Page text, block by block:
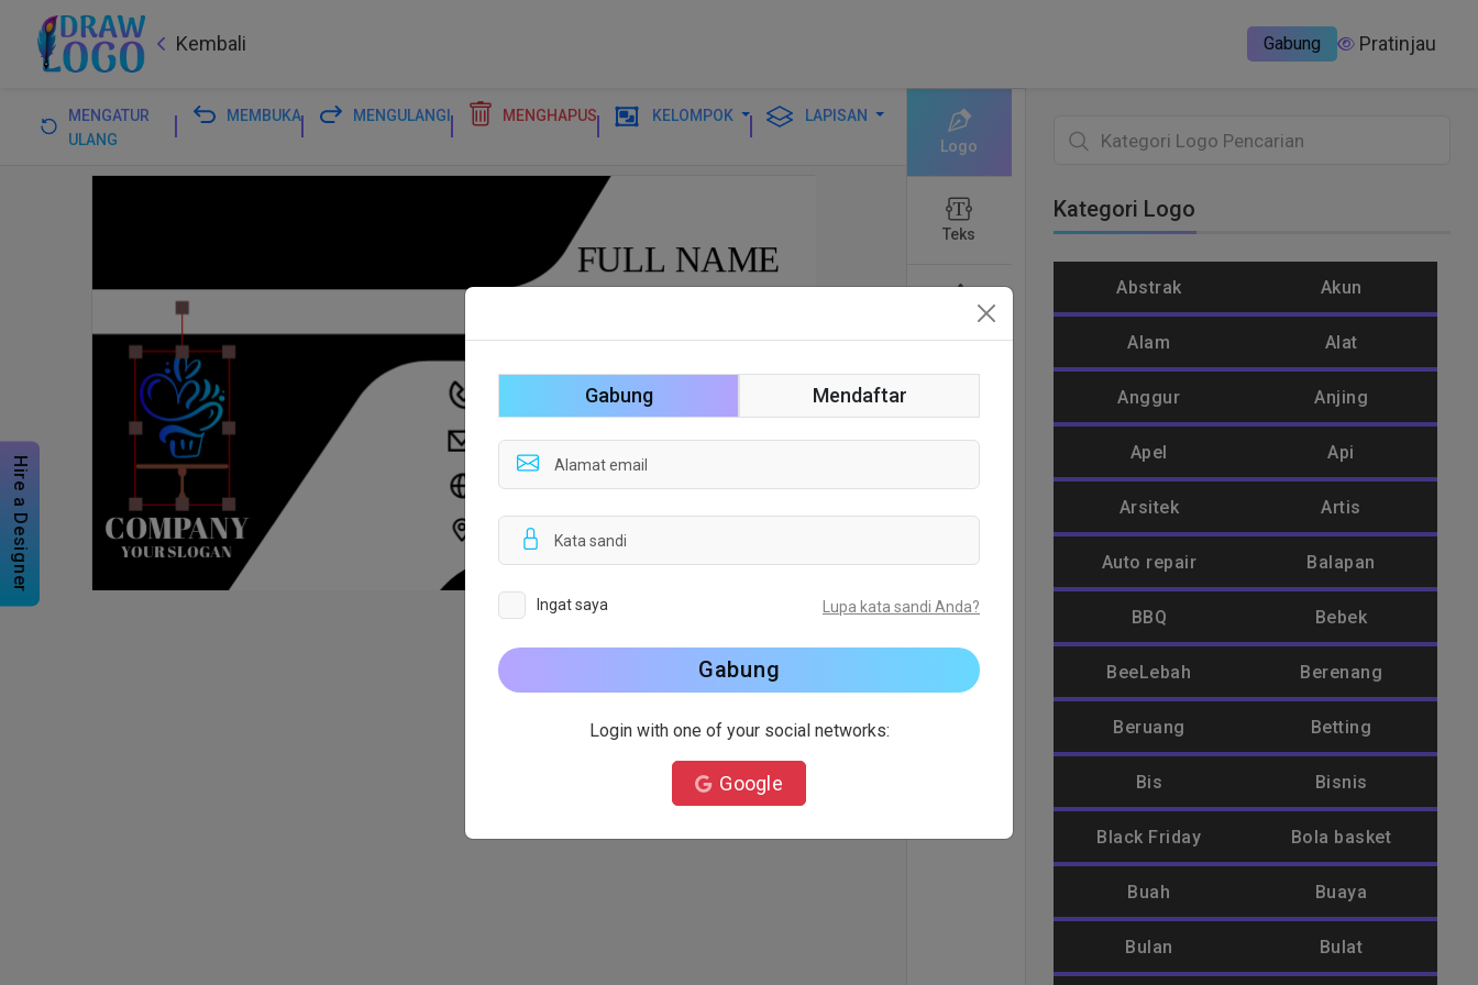
Kembali Gabung Pratinjau
Hire a Designer
MENGATUR
ULANG
MEMBUKA MENGULANGI MENGHAPUS KELOMPOK
LAPISAN
Logo
Teks
Bentuk
Gambar-
Kategori Logo
Abstrak Akun
Alam Alat
Anggur Anjing
Apel Api
Arsitek Artis
Auto repair Balapan
BBQ Bebek
BeeLebah Berenang
Beruang Betting
Bis Bisnis
Black Friday Bola basket
Buah Buaya
Bulan Bulat
Gabung Mendaftar
Ingat saya Lupa kata sandi Anda?
Gabung
Login with one of your social networks:
Google